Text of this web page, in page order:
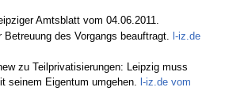
Amtsblatt vom 04.06.2011.
Betreuung des Vorgangs beauftragt. l-iz.de
zu Teilprivatisierungen: Leipzig muss
seinem Eigentum umgehen. l-iz.de vom